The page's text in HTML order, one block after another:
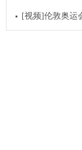
[视频]伦敦奥运